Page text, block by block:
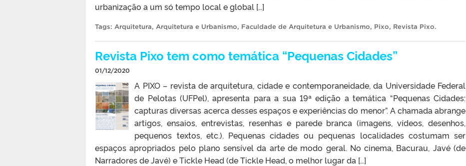
urbanização a um só tempo local e global […]
Tags: Arquitetura, Arquitetura e Urbanismo, Faculdade de Arquitetura e Urbanismo, Pixo, Revista Pixo.
Revista Pixo tem como temática “Pequenas Cidades”
01/12/2020
A PIXO – revista de arquitetura, cidade e contemporaneidade, da Universidade Federal
de Pelotas (UFPel), apresenta para a sua 19ª edição a temática “Pequenas Cidades:
capturas diversas acerca desses espaços e experiências do menor”. A chamada abrange
artigos, ensaios, entrevistas, resenhas e parede branca (imagens, vídeos, desenhos,
pequenos textos, etc.). Pequenas cidades ou pequenas localidades costumam ser
espaços apropriados pelo plano sensível da arte de modo geral. No cinema, Bacurau, Javé (de
Narradores de Javé) e Tickle Head (de Tickle Head, o melhor lugar da […]